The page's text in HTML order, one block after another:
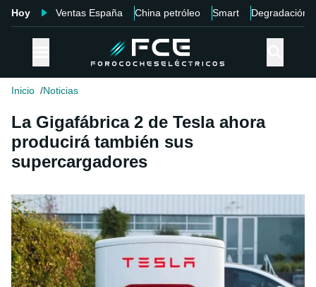
Hoy Ventas España China petróleo Smart Degradación
Inicio Noticias
La Gigafábrica 2 de Tesla ahora
producirá también sus
supercargadores